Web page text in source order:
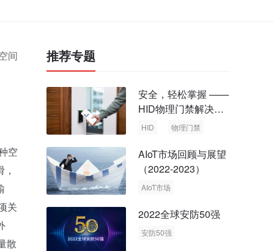
间
空
关
散
推荐专题
安全，轻松掌握 ——
HID物理门禁解决方
案，启动智慧安全新
HID 物理门禁
AIoT市场回顾与展望
（2022-2023）
AIoT市场
2022全球安防50强
安防50强